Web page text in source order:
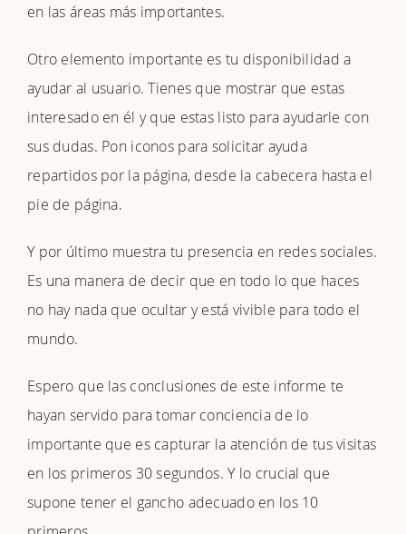
en las áreas más importantes.
Otro elemento importante es tu disponibilidad a
ayudar al usuario. Tienes que mostrar que estas
interesado en él y que estas listo para ayudarle con
sus dudas. Pon iconos para solicitar ayuda
repartidos por la página, desde la cabecera hasta el
pie de página.
Y por último muestra tu presencia en redes sociales.
Es una manera de decir que en todo lo que haces
no hay nada que ocultar y está vivible para todo el
mundo.
Espero que las conclusiones de este informe te
hayan servido para tomar conciencia de lo
importante que es capturar la atención de tus visitas
en los primeros 30 segundos. Y lo crucial que
supone tener el gancho adecuado en los 10